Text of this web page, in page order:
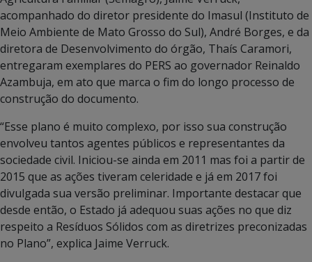
acompanhado do diretor presidente do Imasul (Instituto de
Meio Ambiente de Mato Grosso do Sul), André Borges, e da
diretora de Desenvolvimento do órgão, Thaís Caramori,
entregaram exemplares do PERS ao governador Reinaldo
Azambuja, em ato que marca o fim do longo processo de
construção do documento.
“Esse plano é muito complexo, por isso sua construção
envolveu tantos agentes públicos e representantes da
sociedade civil. Iniciou-se ainda em 2011 mas foi a partir de
2015 que as ações tiveram celeridade e já em 2017 foi
divulgada sua versão preliminar. Importante destacar que
desde então, o Estado já adequou suas ações no que diz
respeito a Resíduos Sólidos com as diretrizes preconizadas
no Plano”, explica Jaime Verruck.